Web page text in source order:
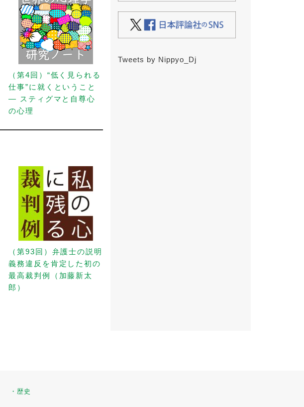
（第4回）“低く見られる
仕事”に就くということ
— スティグマと自尊心
の心理
（第93回）弁護士の説明
義務違反を肯定した初の
最高裁判例（加藤新太
郎）
Tweets by Nippyo_Dj
・歴史